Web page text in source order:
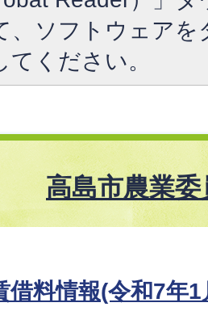
、ソフトウェア
ください。
高島市農業委
借料情報(令和7年